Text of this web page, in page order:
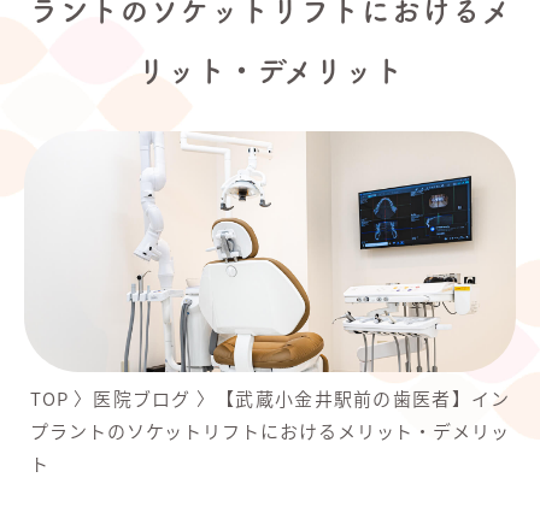
ラントのソケットリフトにおけるメ
リット・デメリット
TOP 〉 医院ブログ 〉
【武蔵小金井駅前の歯医者】イン
プラントのソケットリフトにおけるメリット・デメリッ
ト